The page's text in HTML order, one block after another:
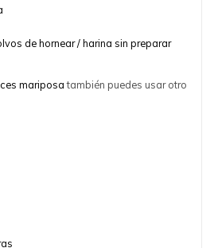
de hornear / harina sin preparar
mariposa también puedes usar otro